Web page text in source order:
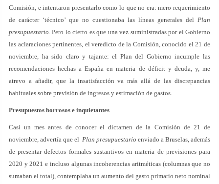
Comisión, e intentaron presentarlo como lo que no era: mero requerimiento
de carácter ‘técnico’ que no cuestionaba las líneas generales del Plan
presupuestario. Pero lo cierto es que una vez suministradas por el Gobierno
las aclaraciones pertinentes, el veredicto de la Comisión, conocido el 21 de
noviembre, ha sido claro y tajante: el Plan del Gobierno incumple las
recomendaciones hechas a España en materia de déficit y deuda, y, me
atrevo a añadir, que la insatisfacción va más allá de las discrepancias
habituales sobre previsión de ingresos y estimación de gastos.
Presupuestos borrosos e inquietantes
Casi un mes antes de conocer el dictamen de la Comisión de 21 de
noviembre, advertía que el Plan presupuestario enviado a Bruselas, además
de presentar defectos formales sustantivos en materia de previsiones para
2020 y 2021 e incluso algunas incoherencias aritméticas (columnas que no
sumaban el total), contemplaba un aumento del gasto primario neto nominal